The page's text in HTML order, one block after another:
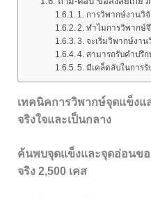
1. การวิพากษ์งานวิ
2. ทำไมการวิพากษ์
3. จะเริ่มวิพากษ์งาน
4. สามารถรับคำปรึ
5. มีเคล็ดลับในการ
เทคนิคการวิพากษ์จุดแข็งแ
จริงใจและเป็นกลาง
ค้นพบจุดแข็งและจุดอ่อนข
จริง 2,500 เคส